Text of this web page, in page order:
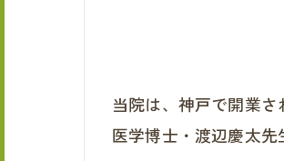
当院は、神戸で開業さ
医学博士・渡辺慶太